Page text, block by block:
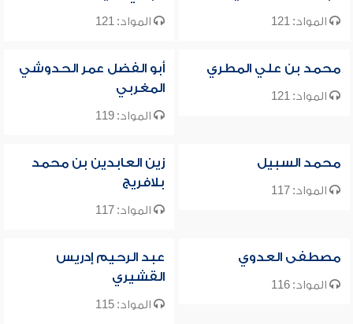
المواد: 121 المواد: 121
محمد بن علي المطري
المواد: 121
أبو الفضل عمر الحدوشي
المغربي
المواد: 119
محمد السبيل
المواد: 117
زين العابدين بن محمد
بلافريج
المواد: 117
مصطفى العدوي
المواد: 116
عبد الرحيم إدريس
القشيري
المواد: 115